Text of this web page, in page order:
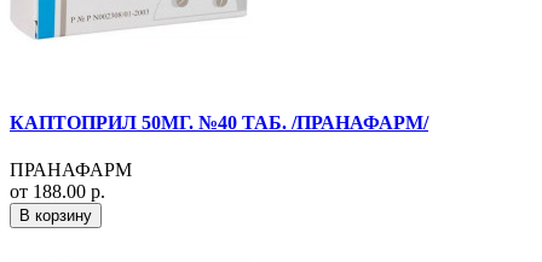
КАПТОПРИЛ 50МГ. №40 ТАБ. /ПРАНАФАРМ/
ПРАНАФАРМ
от 188.00 р.
В корзину